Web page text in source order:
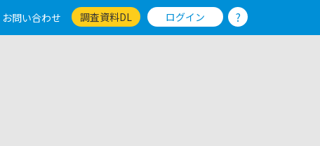
お問い合わせ 調査資料DL ログイン ?